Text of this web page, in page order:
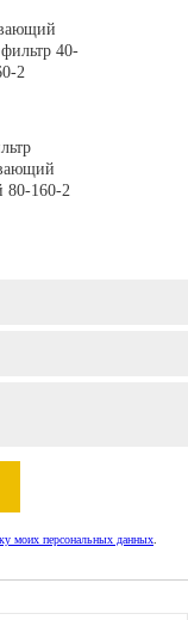
40-
2
80-160-2
моих персональных данных